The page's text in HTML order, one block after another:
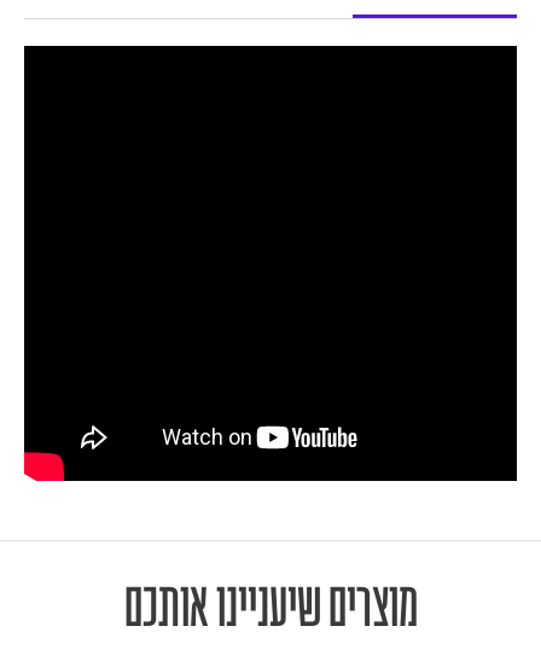
מוצרים שיעניינו אותכם